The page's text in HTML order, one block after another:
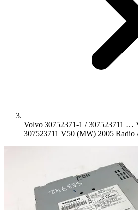
Volvo 30752371-1 / 307523711 …
307523711 V50 (MW) 2005 Radio